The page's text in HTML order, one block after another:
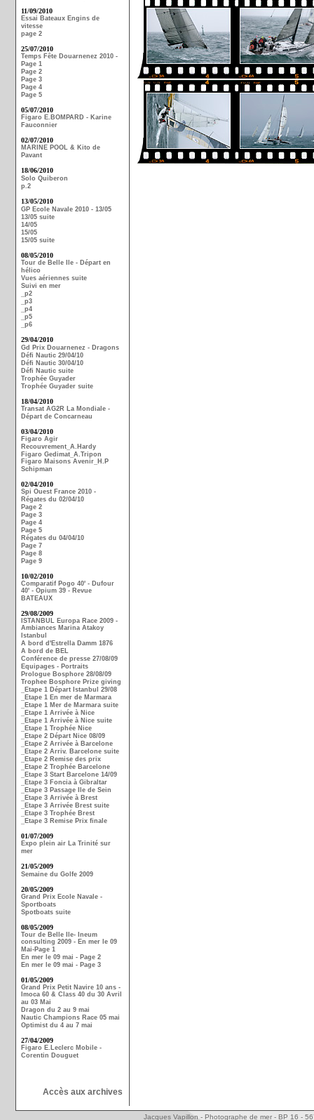
11/09/2010
Essai Bateaux Engins de
vitesse
page 2
25/07/2010
Temps Fête Douarnenez 2010 -
Page 1
Page 2
Page 3
Page 4
Page 5
05/07/2010
Figaro E.BOMPARD - Karine
Fauconnier
02/07/2010
MARINE POOL & Kito de
Pavant
18/06/2010
Solo Quiberon
p.2
13/05/2010
GP Ecole Navale 2010 - 13/05
13/05 suite
14/05
15/05
15/05 suite
08/05/2010
Tour de Belle Ile - Départ en
hélico
Vues aériennes suite
Suivi en mer
_p2
_p3
_p4
_p5
_p6
29/04/2010
Gd Prix Douarnenez - Dragons
Défi Nautic 29/04/10
Défi Nautic 30/04/10
Défi Nautic suite
Trophée Guyader
Trophée Guyader suite
18/04/2010
Transat AG2R La Mondiale -
Départ de Concarneau
03/04/2010
Figaro Agir
Recouvrement_A.Hardy
Figaro Gedimat_A.Tripon
Figaro Maisons Avenir_H.P
Schipman
02/04/2010
Spi Ouest France 2010 -
Régates du 02/04/10
Page 2
Page 3
Page 4
Page 5
Régates du 04/04/10
Page 7
Page 8
Page 9
10/02/2010
Comparatif Pogo 40' - Dufour
40' - Opium 39 - Revue
BATEAUX
29/08/2009
ISTANBUL Europa Race 2009 -
Ambiances Marina Atakoy
Istanbul
A bord d'Estrella Damm 1876
A bord de BEL
Conférence de presse 27/08/09
Equipages - Portraits
Prologue Bosphore 28/08/09
Trophee Bosphore Prize giving
_Etape 1 Départ Istanbul 29/08
_Etape 1 En mer de Marmara
_Etape 1 Mer de Marmara suite
_Etape 1 Arrivée à Nice
_Etape 1 Arrivée à Nice suite
_Etape 1 Trophée Nice
_Etape 2 Départ Nice 08/09
_Etape 2 Arrivée à Barcelone
_Etape 2 Arriv. Barcelone suite
_Etape 2 Remise des prix
_Etape 2 Trophée Barcelone
_Etape 3 Start Barcelone 14/09
_Etape 3 Foncia à Gibraltar
_Etape 3 Passage Ile de Sein
_Etape 3 Arrivée à Brest
_Etape 3 Arrivée Brest suite
_Etape 3 Trophée Brest
_Etape 3 Remise Prix finale
01/07/2009
Expo plein air La Trinité sur
mer
21/05/2009
Semaine du Golfe 2009
20/05/2009
Grand Prix Ecole Navale -
Sportboats
Spotboats suite
08/05/2009
Tour de Belle Ile- Ineum
consulting 2009 - En mer le 09
Mai-Page 1
En mer le 09 mai - Page 2
En mer le 09 mai - Page 3
01/05/2009
Grand Prix Petit Navire 10 ans -
Imoca 60 & Class 40 du 30 Avril
au 03 Mai
Dragon du 2 au 9 mai
Nautic Champions Race 05 mai
Optimist du 4 au 7 mai
27/04/2009
Figaro E.Leclerc Mobile -
Corentin Douguet
Accès aux archives
Jacques Vapillon - Photographe de mer - BP 16 -